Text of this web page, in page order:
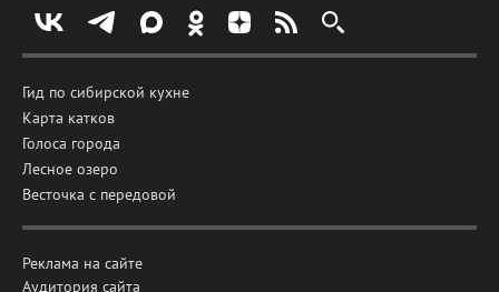
Гид по сибирской кухне
Карта катков
Голоса города
Лесное озеро
Весточка с передовой
Реклама на сайте
Аудитория сайта